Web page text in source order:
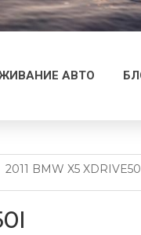
АВТО
2011 BMW X5